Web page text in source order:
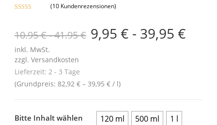
basierend auf
rtungen
(10Kundenrezensionen)
10.95 € - 41.95 € 9,95 € - 39,95 €
inkl. MwSt.
zzgl. Versandkosten
Lieferzeit: 2 - 3 Tage
(Grundpreis: 82,92 € – 39,95 € / l)
Bitte Inhalt wählen 120 ml 500 ml 1 l